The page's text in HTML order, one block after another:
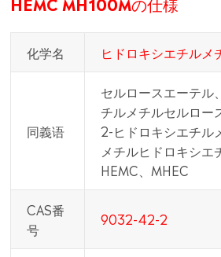
化学名 ヒドロキシエチルメ
同義语
セルロースエーテル
チルメチルセルロー
2-ヒドロキシエチル
メチルヒドロキシエ
HEMC、MHEC
CAS番
号
9032-42-2